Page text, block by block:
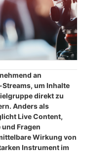
an
um Inhalte
direkt zu
Anders als
Live Content,
Fragen
Wirkung von
Instrument im